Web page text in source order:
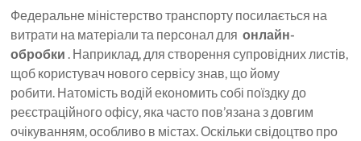
Федеральне міністерство транспорту посилається на
витрати на матеріали та персонал для онлайн-
обробки . Наприклад, для створення супровідних листів,
щоб користувач нового сервісу знав, що йому
робити. Натомість водій економить собі поїздку до
реєстраційного офісу, яка часто пов’язана з довгим
очікуванням, особливо в містах. Оскільки свідоцтво про